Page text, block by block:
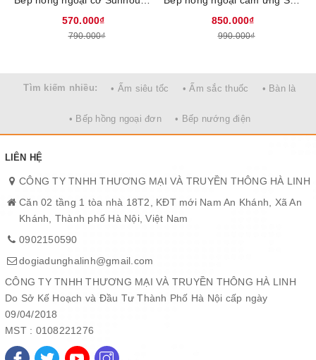
Mặt kính bếp hồng ngoại bằng kính cường lực siêu bền, chống
dạng hoặc nóng chảy. Mặt bếp màu đen tinh tế, lịch sự , tạo thêm
điểm nhấn cho căn bếp của bạn. Vỏ bếp bằng nhựa cao cấp siêu
bền, chịu nhiệt tốt. Bếp gọn nhẹ, dễ dàng di chuyển đến vị trí mà
570.000₫
790.000₫
850.000₫
990.000₫
Tìm kiếm nhiều: • Ấm siêu tốc • Ấm sắc thuốc • Bàn là
• Bếp hồng ngoại đơn • Bếp nướng điện
LIÊN HỆ
CÔNG TY TNHH THƯƠNG MẠI VÀ TRUYỀN THÔNG HÀ LINH
Căn 02 tầng 1 tòa nhà 18T2, KĐT mới Nam An Khánh, Xã An
Khánh, Thành phố Hà Nội, Việt Nam
0902150590
dogiadunghalinh@gmail.com
CÔNG TY TNHH THƯƠNG MẠI VÀ TRUYỀN THÔNG HÀ LINH
Do Sở Kế Hoạch và Đầu Tư Thành Phố Hà Nội cấp ngày
09/04/2018
MST : 0108221276